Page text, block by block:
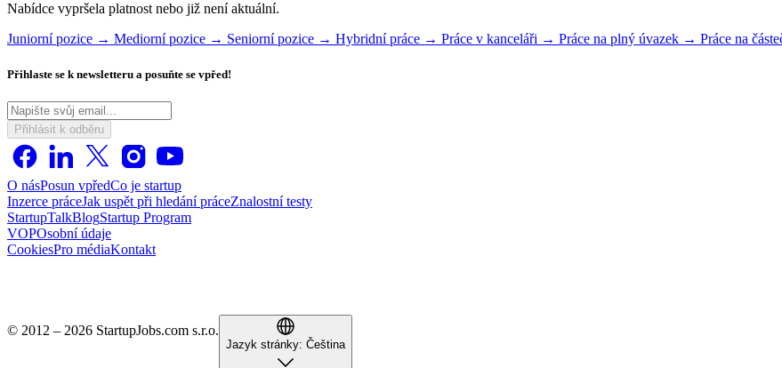
Nabídce vypršela platnost nebo již není aktuální.
Juniorní pozice → Mediorní pozice → Seniorní pozice → Hybridní práce → Práce v kanceláři → Práce na plný úvazek → Práce na
Přihlaste se k newsletteru a posuňte se vpřed!
Přihlásit k odběru
O násPosun vpředCo je startup
Inzerce práceJak uspět při hledání práceZnalostní testy
StartupTalkBlogStartup Program
VOPOsobní údaje
CookiesPro médiaKontakt
© 2012 – 2026 StartupJobs.com s.r.o.
Jazyk stránky: Čeština